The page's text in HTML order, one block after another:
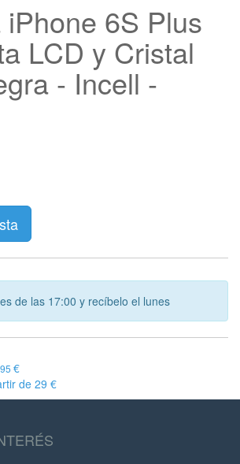
iPhone 6S Plus
LCD y Cristal
- Incell -
de las 17:00 y recíbelo el lunes
€
de 29 €